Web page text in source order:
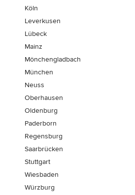
Köln
Leverkusen
Lübeck
Mainz
Mönchen­gladbach
München
Neuss
Oberhausen
Oldenburg
Paderborn
Regensburg
Saarbrücken
Stuttgart
Wiesbaden
Würzburg